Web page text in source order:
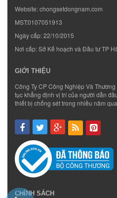
Website:chongsetdongnam.com
MST:0107051913
Ngày cấp: 22/10/2015
Nơi cấp: Sở Kế hoạch và Đầu tư TP
GIỚI THIỆU
Công Ty CP Công Nghiệp Và
tục khẳng định vị trí của người dẫn
thiết bị chống sét trong nhiều năm
CHÍNH SÁCH